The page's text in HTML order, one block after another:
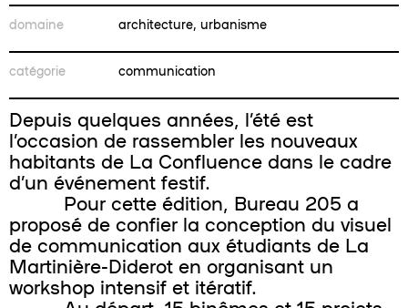
domaine architecture, urbanisme
catégorie communication
Depuis quelques années, l’été est
l’occasion de rassembler les nouveaux
habitants de La Confluence dans le cadre
d’un événement festif.
Pour cette édition, Bureau 205 a
proposé de confier la conception du visuel
de communication aux étudiants de La
Martinière-Diderot en organisant un
workshop intensif et itératif.